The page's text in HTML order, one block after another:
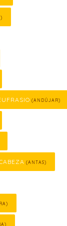
(ANDÚJAR)
(ANTAS)